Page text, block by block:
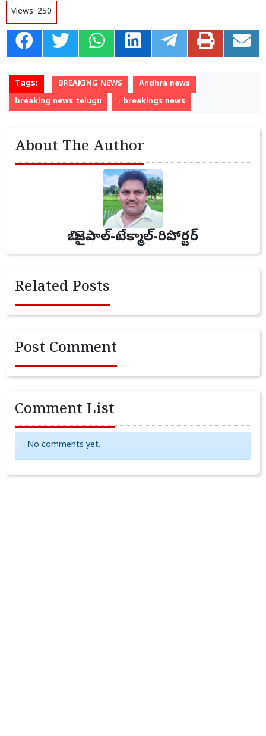
Views: 250
Tags: BREAKING NEWS
Andhra news
breaking news telugu
: breakings news
About The Author
బి. జైపాల్-టేక్మాల్-రిపోర్టర్
Related Posts
Post Comment
Comment List
No comments yet.